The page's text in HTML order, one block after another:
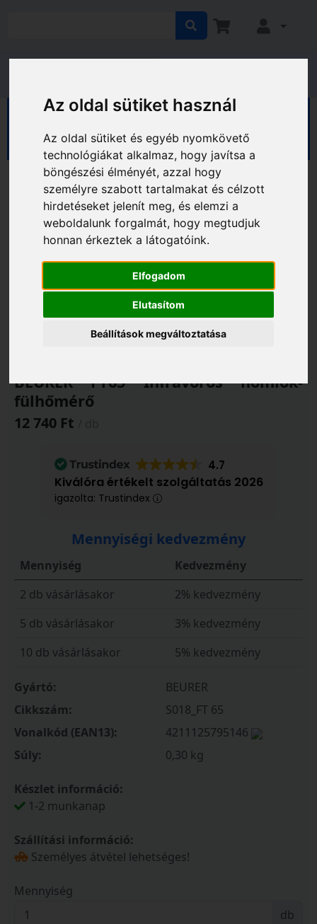
Az oldal sütiket használ
Az oldal sütiket és egyéb nyomkövető
technológiákat alkalmaz, hogy javítsa a
böngészési élményét, azzal hogy
személyre szabott tartalmakat és célzott
hirdetéseket jelenít meg, és elemzi a
weboldalunk forgalmát, hogy megtudjuk
honnan érkeztek a látogatóink.
Elfogadom
Elutasítom
Beállítások megváltoztatása
Egészségvédelmi mérőeszközök
Lázmérők
BEURER FT65 Infravörös homlok-
fülhőmérő
12 740 Ft
4.7
Kiválóra értékelt szolgáltatás 2026
igazolta: Trustindex
Mennyiségi kedvezmény
Mennyiség
Kedvezmény
2 db vásárlásakor
2% kedvezmény
5 db vásárlásakor
3% kedvezmény
10 db vásárlásakor
5% kedvezmény
Gyártó:
BEURER
Cikkszám:
S018_FT 65
Vonalkód (EAN13):
4211125795146
Súly:
0,30 kg
Készlet információ:
1-2 munkanap
Szállítási információ:
Személyes átvétel lehetséges!
Mennyiség
db